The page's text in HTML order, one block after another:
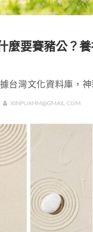
麼要賽豬公？
台灣文化資料庫，
XINPUAHM@GMAIL.COM